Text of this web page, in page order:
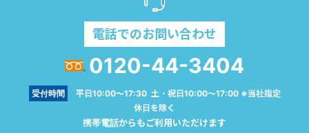
電話でのお問い合わせ
0120-44-3404
受付時間
平日10:00～17:30 土・祝日10:00～17:00 ※当社指定
休日を除く
携帯電話からもご利用いただけます